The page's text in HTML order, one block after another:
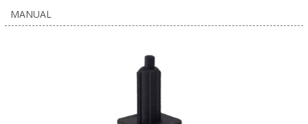
MANUAL